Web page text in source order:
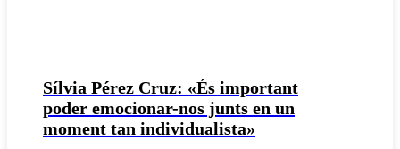
Sílvia Pérez Cruz: «És important
poder emocionar-nos junts en un
moment tan individualista»